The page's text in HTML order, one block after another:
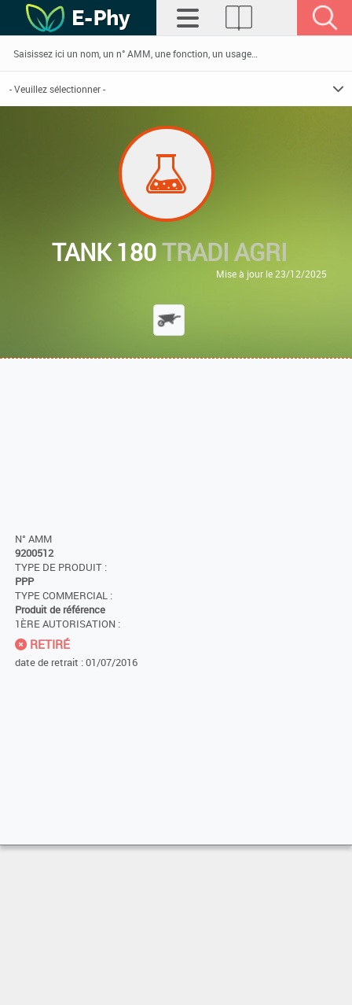
TANK 180TRADI AGRI
Mise à jour le 23/12/2025
N° AMM
9200512
TYPE DE PRODUIT :
PPP
TYPE COMMERCIAL :
Produit de référence
1ÈRE AUTORISATION :
RETIRÉ
date de retrait : 01/07/2016